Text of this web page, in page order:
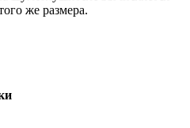
же размера.